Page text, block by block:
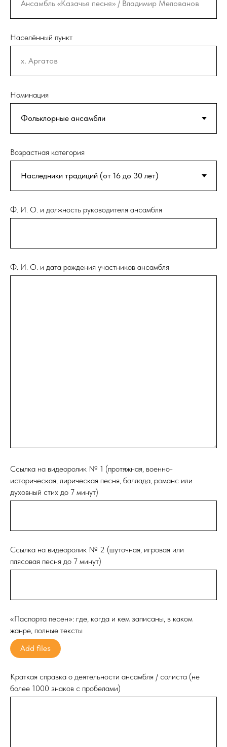
Населённый пункт
Номинация
Возрастная категория
Ф. И. О. и должность руководителя ансамбля
Ф. И. О. и дата рождения участников ансамбля
Ссылка на видеоролик № 1 (протяжная, военно-
историческая, лирическая песня, баллада, романс или
духовный стих до 7 минут)
Ссылка на видеоролик № 2 (шуточная, игровая или
плясовая песня до 7 минут)
«Паспорта песен»: где, когда и кем записаны, в каком
жанре, полные тексты
Add files
Краткая справка о деятельности ансамбля / солиста (не
более 1000 знаков с пробелами)